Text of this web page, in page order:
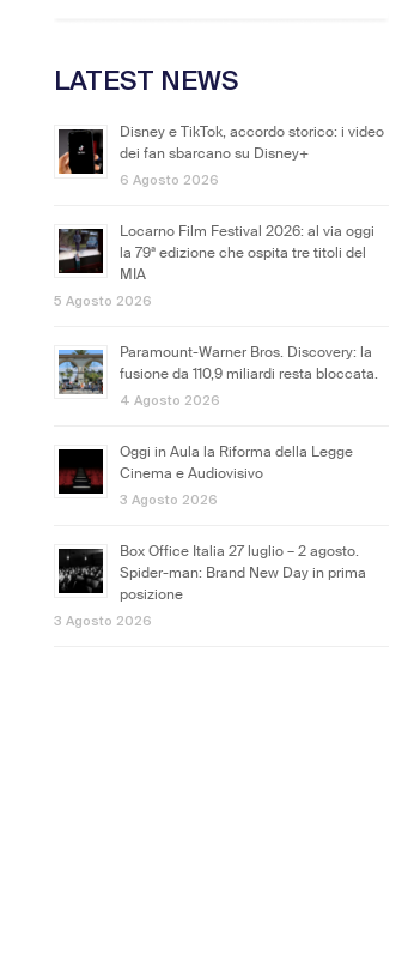
LATEST NEWS
Disney e TikTok, accordo storico: i video
dei fan sbarcano su Disney+
6 Agosto 2026
Locarno Film Festival 2026: al via oggi
la 79ª edizione che ospita tre titoli del
MIA
5 Agosto 2026
Paramount-Warner Bros. Discovery: la
fusione da 110,9 miliardi resta bloccata.
4 Agosto 2026
Oggi in Aula la Riforma della Legge
Cinema e Audiovisivo
3 Agosto 2026
Box Office Italia 27 luglio – 2 agosto.
Spider-man: Brand New Day in prima
posizione
3 Agosto 2026